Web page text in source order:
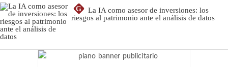
G
La IA como asesor de inversiones: los
riesgos al patrimonio ante el análisis de datos